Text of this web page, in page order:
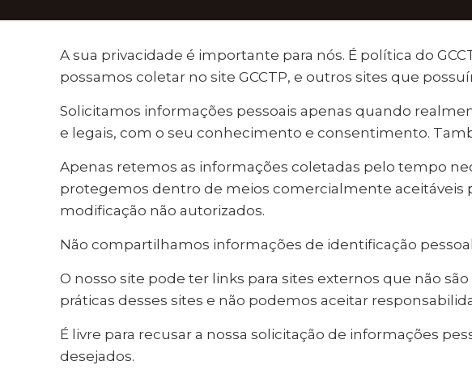
A sua privacidade é importante para nós. É política do
possamos coletar no site GCCTP, e outros sites que
Solicitamos informações pessoais apenas quando
e legais, com o seu conhecimento e consentimento.
Apenas retemos as informações coletadas pelo tempo
protegemos dentro de meios comercialmente aceitáveis
modificação não autorizados.
Não compartilhamos informações de identificação
O nosso site pode ter links para sites externos que não
práticas desses sites e não podemos aceitar
É livre para recusar a nossa solicitação de informações
desejados.